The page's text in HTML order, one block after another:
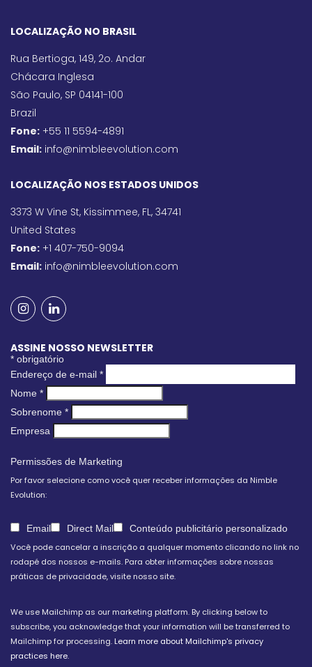
LOCALIZAÇÃO NO BRASIL
Rua Bertioga, 149, 2o. Andar
Chácara Inglesa
São Paulo, SP 04141-100
Brazil
Fone: +55 11 5594-4891
Email: info@nimbleevolution.com
LOCALIZAÇÃO NOS ESTADOS UNIDOS
3373 W Vine St, Kissimmee, FL, 34741
United States
Fone: +1 407-750-9094
Email: info@nimbleevolution.com
ASSINE NOSSO NEWSLETTER
* obrigatório
Endereço de e-mail *
Nome *
Sobrenome *
Empresa
Permissões de Marketing
Por favor selecione como você quer receber informações da Nimble
Evolution:
Email Direct Mail
Conteúdo publicitário personalizado
Você pode cancelar a inscrição a qualquer momento clicando no link no
rodapé dos nossos e-mails. Para obter informações sobre nossas
práticas de privacidade, visite nosso site.
We use Mailchimp as our marketing platform. By clicking below to
subscribe, you acknowledge that your information will be transferred to
Mailchimp for processing.Learn more about Mailchimp's privacy
practices here.